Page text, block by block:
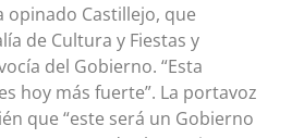
opinado Castillejo, que
de Cultura y Fiestas y
del Gobierno. “Esta
hoy más fuerte”. La portavoz
que “este será un Gobierno